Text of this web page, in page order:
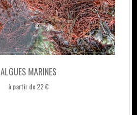
ALGUES MARINES
à partir de 22 €